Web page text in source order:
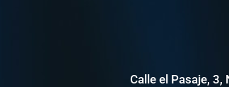
Calle el Pasaje,